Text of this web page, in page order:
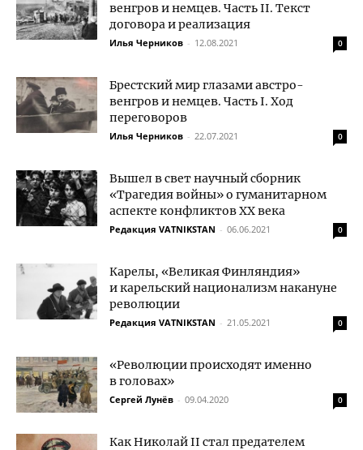
венгров и немцев. Часть II. Текст
договора и реализация
Илья Черников - 12.08.2021 0
Брестский мир глазами австро-
венгров и немцев. Часть I. Ход
переговоров
Илья Черников - 22.07.2021 0
Вышел в свет научный сборник
«Трагедия войны» о гуманитарном
аспекте конфликтов XX века
Редакция VATNIKSTAN - 06.06.2021 0
Карелы, «Великая Финляндия»
и карельский национализм накануне
революции
Редакция VATNIKSTAN - 21.05.2021 0
«Революции происходят именно
в головах»
Сергей Лунёв - 09.04.2020 0
Как Николай II стал предателем